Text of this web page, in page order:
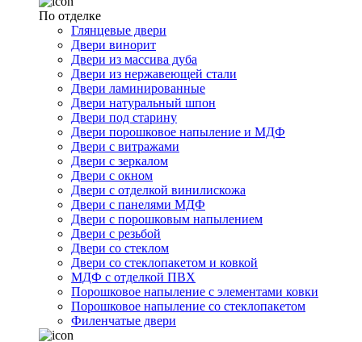
По отделке
Глянцевые двери
Двери винорит
Двери из массива дуба
Двери из нержавеющей стали
Двери ламинированные
Двери натуральный шпон
Двери под старину
Двери порошковое напыление и МДФ
Двери с витражами
Двери с зеркалом
Двери с окном
Двери с отделкой винилискожа
Двери с панелями МДФ
Двери с порошковым напылением
Двери с резьбой
Двери со стеклом
Двери со стеклопакетом и ковкой
МДФ с отделкой ПВХ
Порошковое напыление с элементами ковки
Порошковое напыление со стеклопакетом
Филенчатые двери